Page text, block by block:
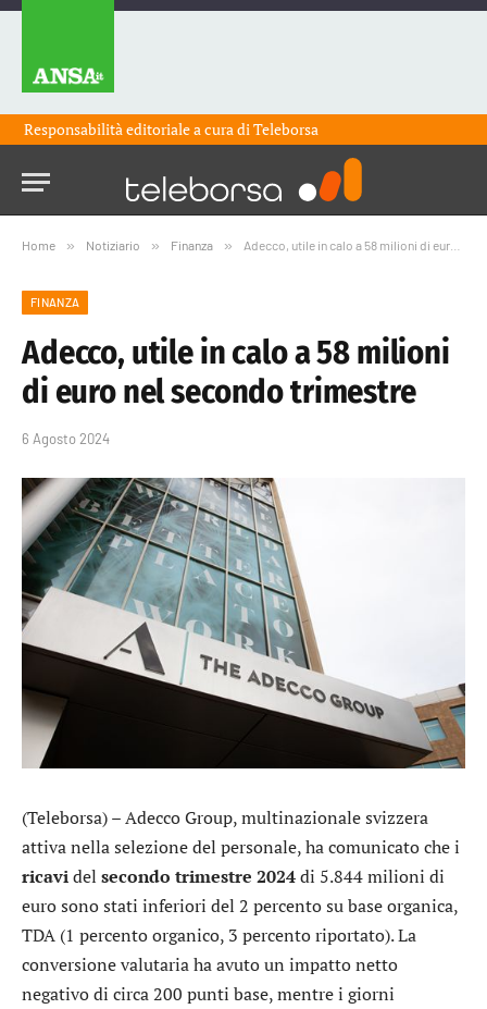
Responsabilità editoriale a cura diTeleborsa
Home » Notiziario » Finanza » Adecco, utile in calo a 58 milioni di euro nel secondo trimestre
FINANZA
Adecco, utile in calo a 58 milioni
di euro nel secondo trimestre
6 Agosto 2024
(Teleborsa) –Adecco Group, multinazionale svizzera
attiva nella selezione del personale, ha comunicato che i
ricavidel secondo trimestre 2024di 5.844 milioni di
euro sono stati inferiori del 2 percento su base organica,
TDA (1 percento organico, 3 percento riportato). La
conversione valutaria ha avuto un impatto netto
negativo di circa 200 punti base, mentre i giorni